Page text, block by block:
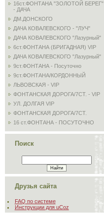
16ст.ФОНТАНА "ЗОЛОТОЙ БЕРЕГ"
- ДАЧА
ДМ.ДОНСКОГО
ДАЧА КОВАЛЕВСКОГО - "ЛУЧ"
ДАЧА КОВАЛЕВСКОГО "Лазурный"
6ст.ФОНТАНА (БРИГАДНАЯ) VIP
ДАЧА КОВАЛЕВСКОГО "Лазурный"
9ст.ФОНТАНА - Посуточно
9ст.ФОНТАНА/КОРДОННЫЙ
ЛЬВОВСКАЯ - VIP
ФОНТАНСКАЯ ДОРОГА/7СТ. - VIP
УЛ. ДОЛГАЯ VIP
ФОНТАНСКАЯ ДОРОГА/7СТ.
16 ст.ФОНТАНА - ПОСУТОЧНО
Поиск
Друзья сайта
FAQ по системе
Инструкции для uCoz